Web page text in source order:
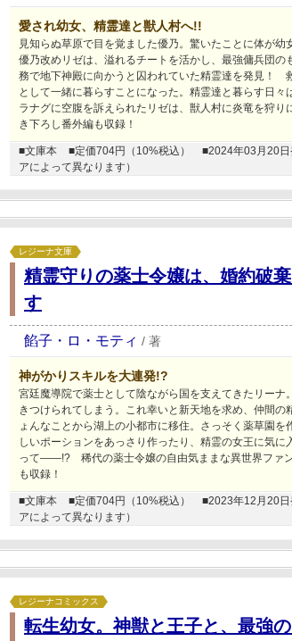
愛され幼女、精霊達と獣人村へ!!
見知らぬ草原で目を覚ました優乃。驚いたことに体が
優乃改めリゼは、溢れるチートを活かし、最強傭兵団
務で地下神殿に向かうと囚われていた精霊達を発見！
として一緒に暮らすことになった。精霊達と暮らす日
ラナグに空腹を訴えられたリゼは、獣人村に炎竜を狩
き下ろし番外編も収録！
■文庫本 ■定価704円（10%税込）
■2024年03月20日
アによって異なります）
レジーナ文庫
精霊守りの薬士令嬢は、婚約破
す
餡子・ロ・モティ / 著
神がかりスキルを大連発!?
宮廷魔導院で薬士として陰ながら国を支えてきたリー
きつけられてしまう。これ幸いと新天地を求め、仲間
ょんなことから湖上の小都市に移住。さっそく薬草園
しいポーションをあっさり作ったり、精霊の女王に気に
って――!? 稀代の薬士令嬢の自由気ままな異世界ファ
も収録！
■文庫本 ■定価704円（10%税込）
■2023年12月20日
アによって異なります）
レジーナコミックス
転生幼女。神獣と王子と、最強